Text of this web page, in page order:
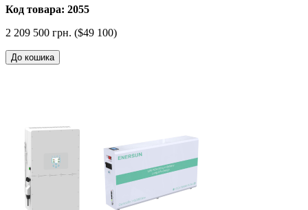
Код товара: 2055
2 209 500 грн. ($49 100)
До кошика